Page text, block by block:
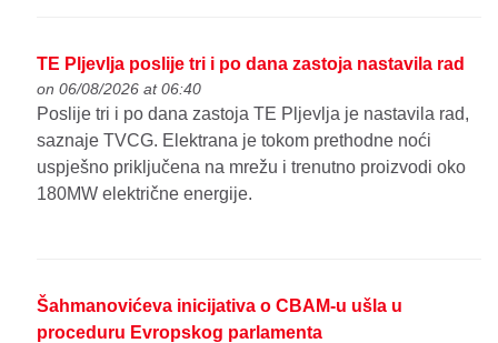
TE Pljevlja poslije tri i po dana zastoja nastavila rad
on 06/08/2026 at 06:40
Poslije tri i po dana zastoja TE Pljevlja je nastavila rad,
saznaje TVCG. Elektrana je tokom prethodne noći
uspješno priključena na mrežu i trenutno proizvodi oko
180MW električne energije.
Šahmanovićeva inicijativa o CBAM-u ušla u
proceduru Evropskog parlamenta